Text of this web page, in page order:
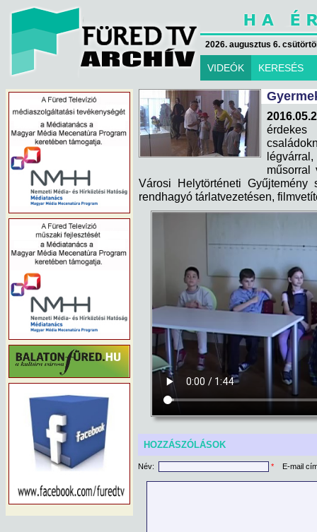
2026. augusztus 6.
VIDEÓK KERESÉS
műsorral
Városi Helytörténeti Gyűjtemény
rendhagyó tárlatvezetésen,
HOZZÁSZÓLÁSOK
Név: * E-mail